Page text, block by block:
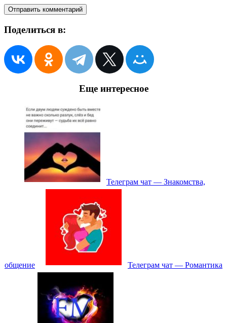
Поделиться в:
Еще интересное
Телеграм чат — Знакомства,
общение Телеграм чат — Романтика